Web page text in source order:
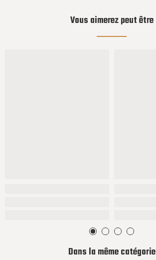
Vous aimerez peut être
Dans la même catégorie